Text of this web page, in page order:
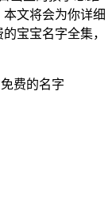
文将会为你详细
宝宝名字全集，